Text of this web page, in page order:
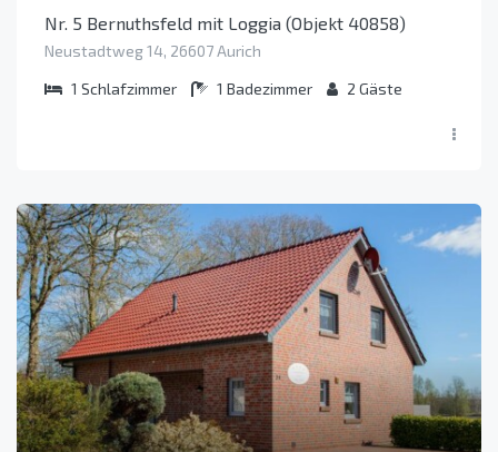
Nr. 5 Bernuthsfeld mit Loggia (Objekt 40858)
Neustadtweg 14, 26607 Aurich
1 Schlafzimmer 1 Badezimmer 2 Gäste